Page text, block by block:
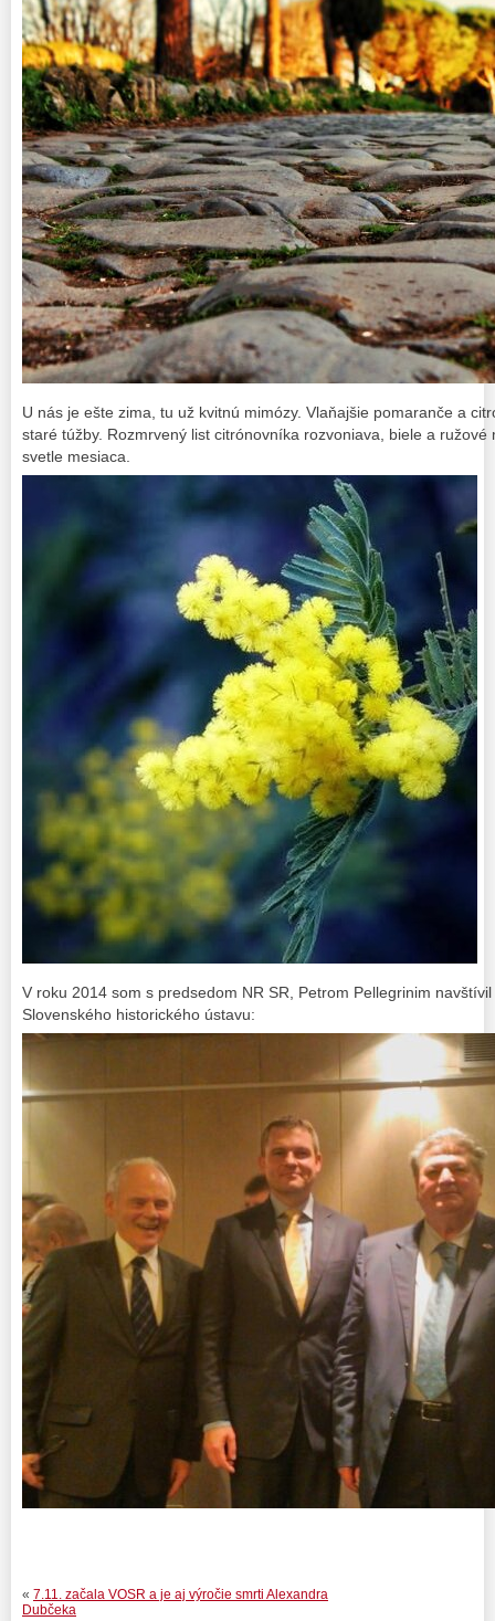
U nás je ešte zima, tu už kvitnú mimózy. Vlaňajšie pomaranče a
staré túžby. Rozmrvený list citrónovníka rozvoniava, biele a
svetle mesiaca.
V roku 2014 som s predsedom NR SR, Petrom Pellegrinim
Slovenského historického ústavu:
« 7.11. začala VOSR a je aj výročie smrti Alexandra
Dubčeka